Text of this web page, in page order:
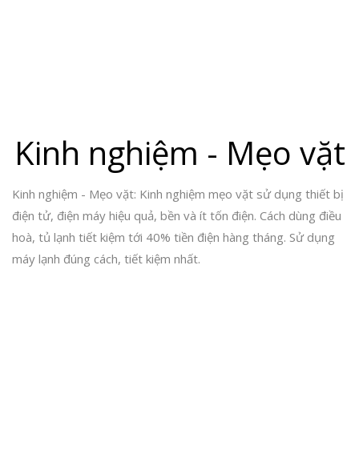
Kinh nghiệm - Mẹo vặt
Kinh nghiệm - Mẹo vặt: Kinh nghiệm mẹo vặt sử dụng thiết bị
điện tử, điện máy hiệu quả, bền và ít tốn điện. Cách dùng điều
hoà, tủ lạnh tiết kiệm tới 40% tiền điện hàng tháng. Sử dụng
máy lạnh đúng cách, tiết kiệm nhất.